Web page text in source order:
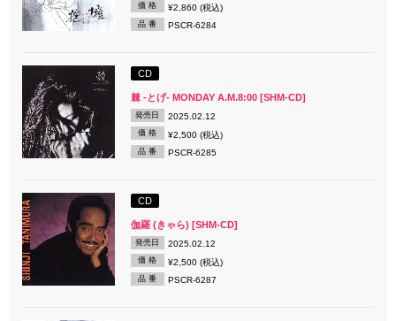
価 格 ¥2,860 (税込)
品 番 PSCR-6284
CD
棘 -とげ- MONDAY A.M.8:00 [SHM-CD]
発売日 2025.02.12
価 格 ¥2,500 (税込)
品 番 PSCR-6285
CD
伽羅 (きゃら) [SHM-CD]
発売日 2025.02.12
価 格 ¥2,500 (税込)
品 番 PSCR-6287